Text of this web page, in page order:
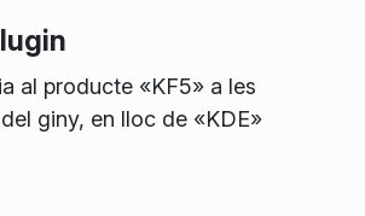
al producte «KF5» a les
giny, en lloc de «KDE»